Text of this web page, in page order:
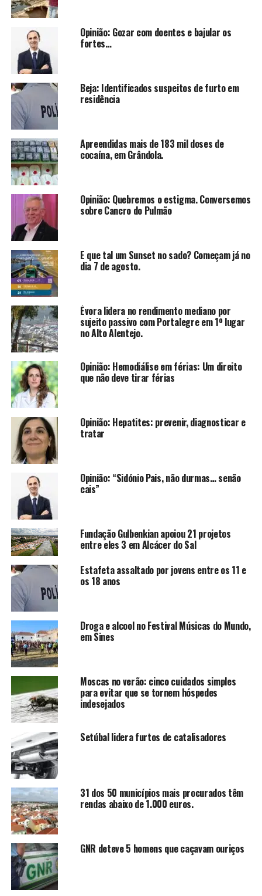
Opinião: Gozar com doentes e bajular os
fortes…
Beja: Identificados suspeitos de furto em
residência
Apreendidas mais de 183 mil doses de
cocaína, em Grândola.
Opinião: Quebremos o estigma. Conversemos
sobre Cancro do Pulmão
E que tal um Sunset no sado? Começam já no
dia 7 de agosto.
Évora lidera no rendimento mediano por
sujeito passivo com Portalegre em 1º lugar
no Alto Alentejo.
Opinião: Hemodiálise em férias: Um direito
que não deve tirar férias
Opinião: Hepatites: prevenir, diagnosticar e
tratar
Opinião: “Sidónio Pais, não durmas… senão
cais”
Fundação Gulbenkian apoiou 21 projetos
entre eles 3 em Alcácer do Sal
Estafeta assaltado por jovens entre os 11 e
os 18 anos
Droga e alcool no Festival Músicas do Mundo,
em Sines
Moscas no verão: cinco cuidados simples
para evitar que se tornem hóspedes
indesejados
Setúbal lidera furtos de catalisadores
31 dos 50 municípios mais procurados têm
rendas abaixo de 1.000 euros.
GNR deteve 5 homens que caçavam ouriços